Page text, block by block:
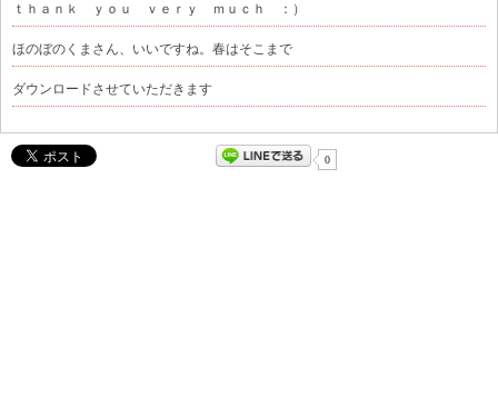
ｔｈａｎｋ ｙｏｕ ｖｅｒｙ ｍｕｃｈ ：）
ほのぼのくまさん、いいですね。春はそこまで
ダウンロードさせていただきます
0